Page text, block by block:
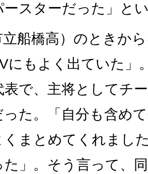
ースターだった」と
立船橋高）のときか
にもよく出ていた」
表で、主将としてチ
った。「自分も含め
くまとめてくれまし
た」。そう言って、